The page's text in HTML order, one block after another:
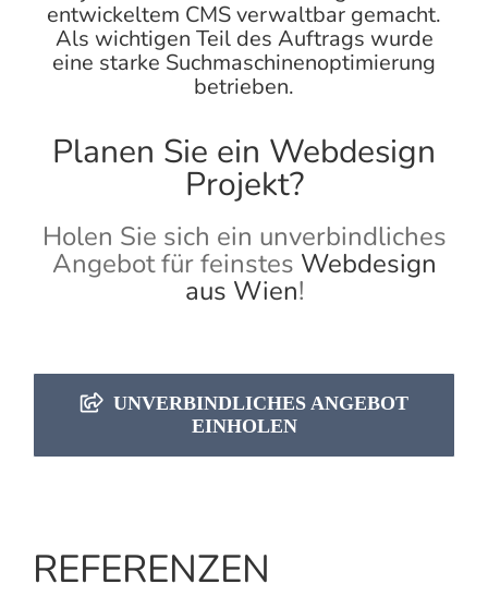
entwickeltem CMS verwaltbar gemacht.
Als wichtigen Teil des Auftrags wurde
eine starke Suchmaschinenoptimierung
betrieben.
Planen Sie ein Webdesign
Projekt?
Holen Sie sich ein unverbindliches
Angebot für feinstes Webdesign
aus Wien!
UNVERBINDLICHES ANGEBOT
EINHOLEN
REFERENZEN